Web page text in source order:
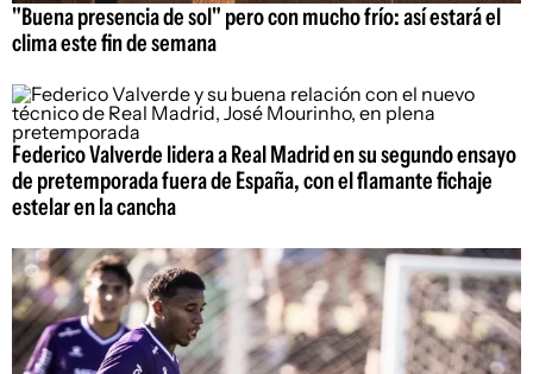
"Buena presencia de sol" pero con mucho frío: así estará el
clima este fin de semana
Federico Valverde lidera a Real Madrid en su segundo ensayo
de pretemporada fuera de España, con el flamante fichaje
estelar en la cancha